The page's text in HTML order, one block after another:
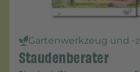
Gartenwerkzeug und -
Staudenberater